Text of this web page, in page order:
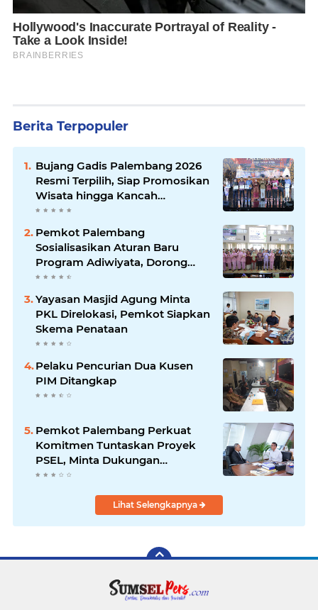
Berita Terpopuler
Bujang Gadis Palembang 2026
Resmi Terpilih, Siap Promosikan
Wisata hingga Kancah
Internasional
Pemkot Palembang
Sosialisasikan Aturan Baru
Program Adiwiyata, Dorong
Sekolah Peduli Lingkungan
Yayasan Masjid Agung Minta
PKL Direlokasi, Pemkot Siapkan
Skema Penataan
Pelaku Pencurian Dua Kusen
PIM Ditangkap
Pemkot Palembang Perkuat
Komitmen Tuntaskan Proyek
PSEL, Minta Dukungan
Kemenko Pangan
Lihat Selengkapnya